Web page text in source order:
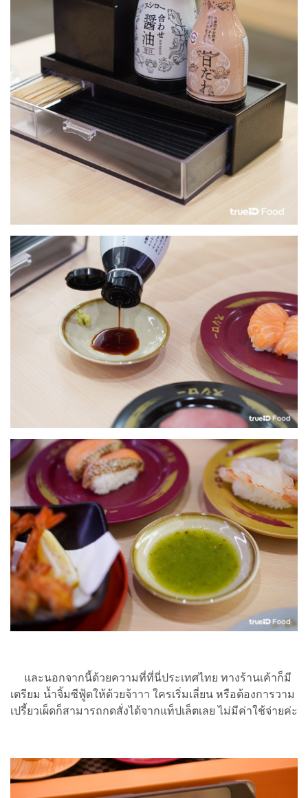
และนอกจากนี้ด้วยความที่ที่นี่ประเทศไทย ทางร้านเค้าก็มี
เตรียม น้ำจิ้มซีฟู้ดให้ด้วยจ้าาา ใครเริ่มเลี่ยน หรือต้องการวาม
เปรี้ยวเผ็ดก็สามารถกดสั่งได้จากแท็ปเล็ตเลย ไม่มีค่าใช้จ่ายค่ะ